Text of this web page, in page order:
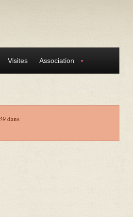
Visites Association
dans